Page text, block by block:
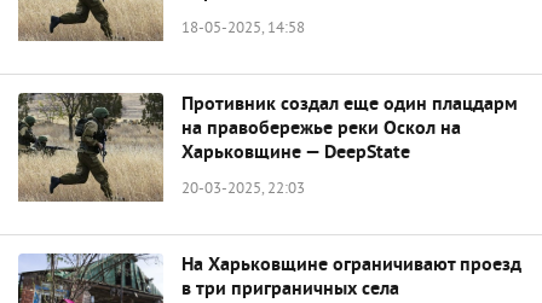
18-05-2025, 14:58
Противник создал еще один плацдарм
на правобережье реки Оскол на
Харьковщине — DeepState
20-03-2025, 22:03
На Харьковщине ограничивают проезд
в три приграничных села